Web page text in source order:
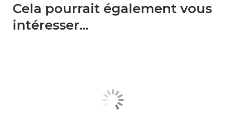
Cela pourrait également vous
intéresser...